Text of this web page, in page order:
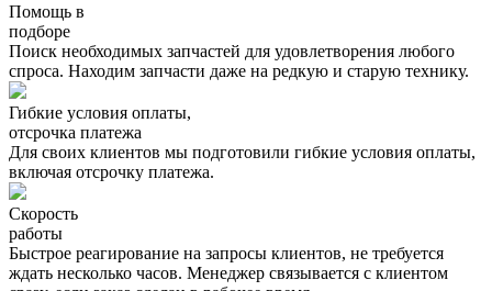
Помощь в
подборе
Поиск необходимых запчастей для удовлетворения любого
спроса. Находим запчасти даже на редкую и старую технику.
Гибкие условия оплаты,
отсрочка платежа
Для своих клиентов мы подготовили гибкие условия оплаты,
включая отсрочку платежа.
Скорость
работы
Быстрое реагирование на запросы клиентов, не требуется
ждать несколько часов. Менеджер связывается с клиентом